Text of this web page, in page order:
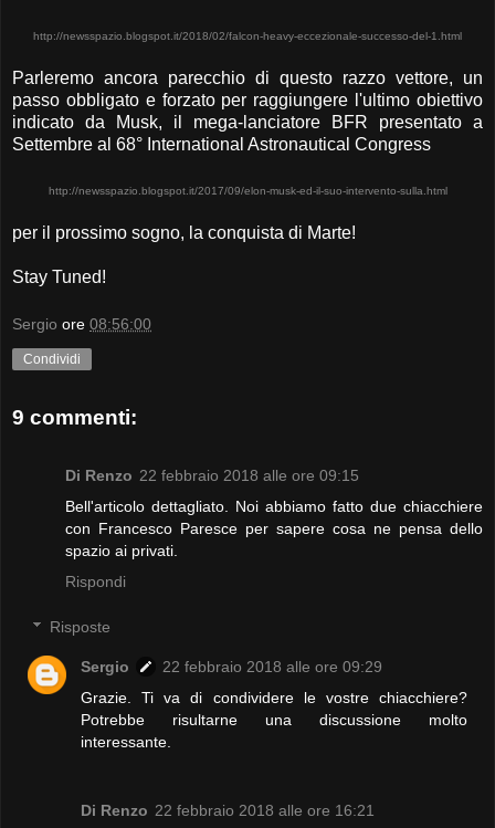
http://newsspazio.blogspot.it/2018/02/falcon-heavy-eccezionale-successo-del-1.html
Parleremo ancora parecchio di questo razzo vettore, un
passo obbligato e forzato per raggiungere l'ultimo obiettivo
indicato da Musk, il mega-lanciatore BFR presentato a
Settembre al 68° International Astronautical Congress
http://newsspazio.blogspot.it/2017/09/elon-musk-ed-il-suo-intervento-sulla.html
per il prossimo sogno, la conquista di Marte!
Stay Tuned!
Sergio ore 08:56:00
Condividi
9 commenti:
Di Renzo 22 febbraio 2018 alle ore 09:15
Bell'articolo dettagliato. Noi abbiamo fatto due chiacchiere
con Francesco Paresce per sapere cosa ne pensa dello
spazio ai privati.
Rispondi
Risposte
Sergio
22 febbraio 2018 alle ore 09:29
Grazie. Ti va di condividere le vostre chiacchiere?
Potrebbe risultarne una discussione molto
interessante.
Di Renzo 22 febbraio 2018 alle ore 16:21